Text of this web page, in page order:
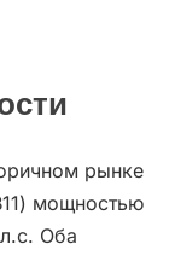
рынке
мощностью
Оба